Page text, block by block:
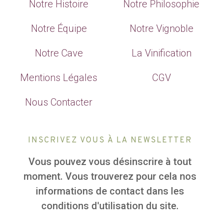
Notre Histoire Notre Philosophie
Notre Équipe Notre Vignoble
Notre Cave La Vinification
Mentions Légales CGV
Nous Contacter
INSCRIVEZ VOUS À LA NEWSLETTER
Vous pouvez vous désinscrire à tout
moment. Vous trouverez pour cela nos
informations de contact dans les
conditions d'utilisation du site.